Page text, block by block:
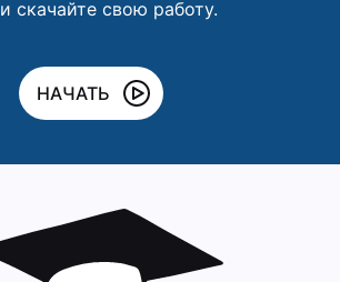
и скачайте свою работу.
НАЧАТЬ